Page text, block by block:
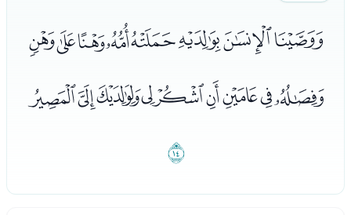
ﭶﭷﭸﭹﭺﭻﭼﭽ
ﭾﭿﮀﮁﮂﮃﮄﮅﮆ
ﮇ